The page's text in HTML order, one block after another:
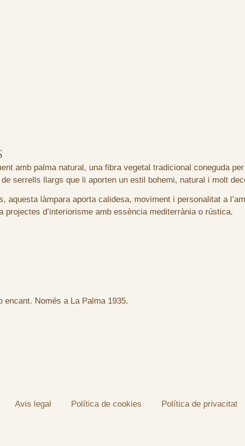
amb palma natural, una fibra vegetal tradicional coneguda
serrells llargs que li aporten un estil bohemi, natural i molt
aquesta làmpara aporta calidesa, moviment i personalitat a
d’interiorisme amb essència mediterrània o rústica.
Només a La Palma 1935.
Avis legal Política de cookies
Política de privacitat